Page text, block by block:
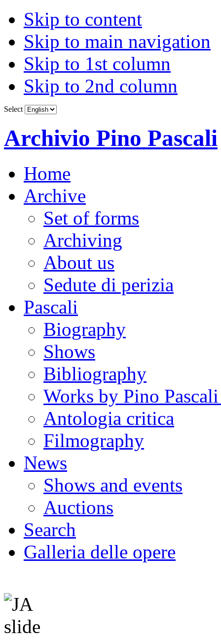
Skip to content
Skip to main navigation
Skip to 1st column
Skip to 2nd column
Select
Archivio Pino Pascali
Home
Archive
Set of forms
Archiving
About us
Sedute di perizia
Pascali
Biography
Shows
Bibliography
Works by Pino
Antologia critica
Filmography
News
Shows and events
Auctions
Search
Galleria delle opere